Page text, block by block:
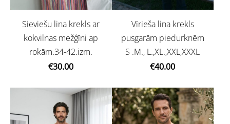
Sieviešu lina krekls ar
kokvilnas mežģīni ap
rokām.34-42.izm.
€30.00
Vīrieša lina krekls
pusgarām piedurknēm
S .M., L.,XL.,XXL,XXXL
€40.00